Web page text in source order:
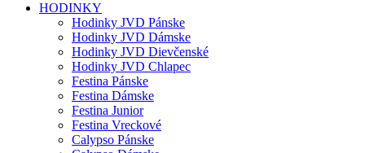
HODINKY
Hodinky JVD Pánske
Hodinky JVD Dámske
Hodinky JVD Dievčenské
Hodinky JVD Chlapec
Festina Pánske
Festina Dámske
Festina Junior
Festina Vreckové
Calypso Pánske